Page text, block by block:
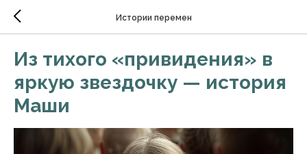
Истории перемен
Из тихого «привидения» в
яркую звездочку — история
Маши